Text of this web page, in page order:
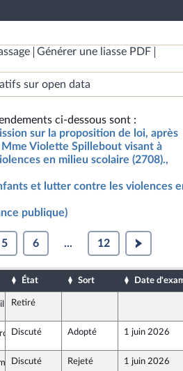
Générer une liasse PDF
sur open data
ci-dessous sont :
sur la proposition de loi, après
Violette Spillebout visant à
en milieu scolaire (2708).,
et lutter contre les violences
publique)
5 6 ... 12
État Sort Date
n°181
Retiré
n°181
Discuté Adopté 1 juin 2026
n°181
Discuté Rejeté 1 juin 2026